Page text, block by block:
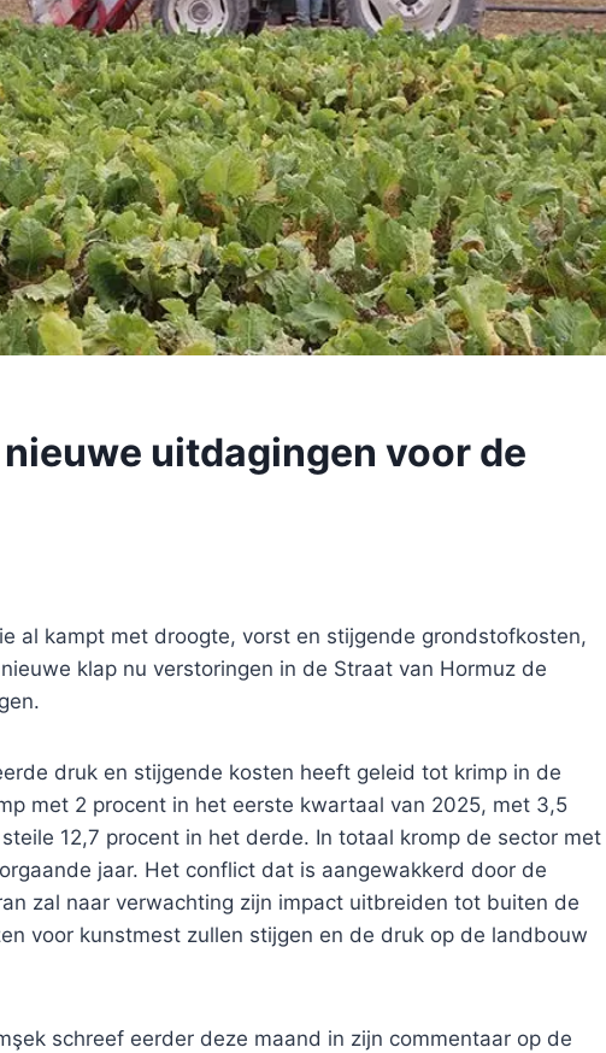
uitdagingen voor de
al kampt met droogte, vorst en stijgende grondstofkosten,
klap nu verstoringen in de Straat van Hormuz de
druk en stijgende kosten heeft geleid tot krimp in de
met 2 procent in het eerste kwartaal van 2025, met 3,5
12,7 procent in het derde. In totaal kromp de sector met
jaar. Het conflict dat is aangewakkerd door de
zal naar verwachting zijn impact uitbreiden tot buiten de
voor kunstmest zullen stijgen en de druk op de landbouw
schreef eerder deze maand in zijn commentaar op de